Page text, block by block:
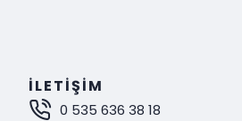
bir deneyim sunuyoruz.
İLETIŞIM
0 535 636 38 18